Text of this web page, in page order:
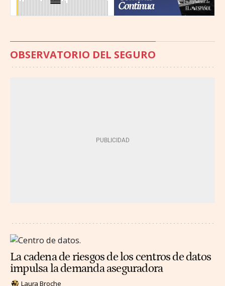
OBSERVATORIO DEL SEGURO
La cadena de riesgos de los centros de datos
impulsa la demanda aseguradora
Laura Broche